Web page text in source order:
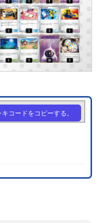
コードをコピーする。